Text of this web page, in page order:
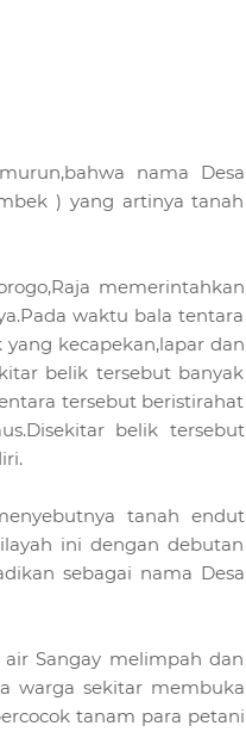
nama Desa
) yang artinya tanah
memerintahkan
waktu bala tentara
kecapekan,lapar dan
belik tersebut banyak
tersebut beristirahat
belik tersebut
tanah endut
ini dengan debutan
sebagai nama Desa
Sangay melimpah dan
warga sekitar membuka
tanam para petani